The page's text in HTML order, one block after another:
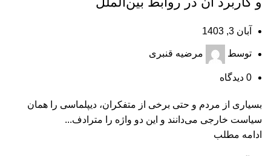
آبان 3, 1403
توسط مرضیه قنبری
0 دیدگاه
بسیاری از مردم و حتی برخی از متفکران، دیپلماسی را همان
سیاست خارجی می‏‌دانند و این دو واژه را مترادف...
ادامه مطلب